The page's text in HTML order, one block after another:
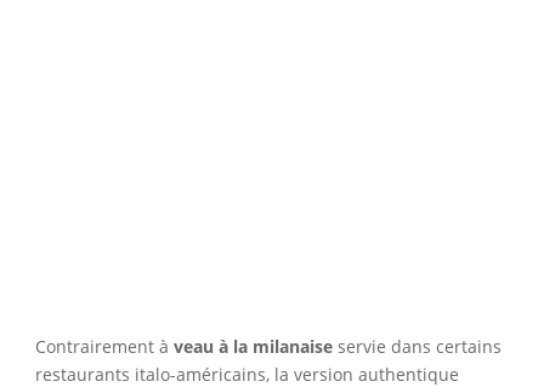
Contrairement à veau à la milanaiseservie dans certains
restaurants italo-américains, la version authentique